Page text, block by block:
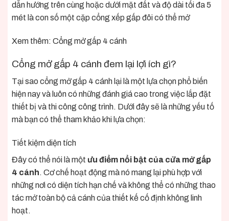
dẫn hướng trên cùng hoặc dưới mặt đất và độ dài tối đa 5
mét là con số một cặp cổng xếp gấp đôi có thể mở
Xem thêm: Cổng mở gấp 4 cánh
Cổng mở gấp 4 cánh đem lại lợi ích gì?
Tại sao cổng mở gấp 4 cánh lại là một lựa chọn phổ biến
hiện nay và luôn có những đánh giá cao trong việc lắp đặt
thiết bị và thi công công trình. Dưới đây sẽ là những yếu tố
mà bạn có thể tham khảo khi lựa chọn:
Tiết kiệm diện tích
Đây có thể nói là một ưu điểm nổi bật của cửa mở gấp
4 cánh. Cơ chế hoạt động mà nó mang lại phù hợp với
những nơi có diện tích hạn chế và không thể có những thao
tác mở toàn bộ cả cánh của thiết kế cố định không linh
hoạt.